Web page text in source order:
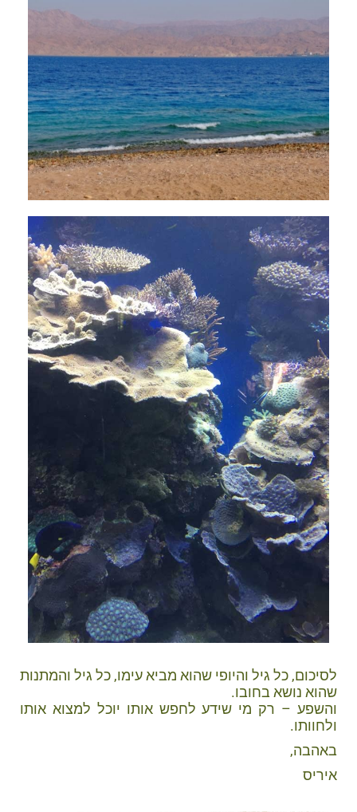
לסיכום, כל גיל והיופי שהוא מביא עימו, כל גיל והמתנות
שהוא נושא בחובו.
והשפע – רק מי שידע לחפש אותו יוכל למצוא אותו
ולחוותו.
באהבה,
איריס